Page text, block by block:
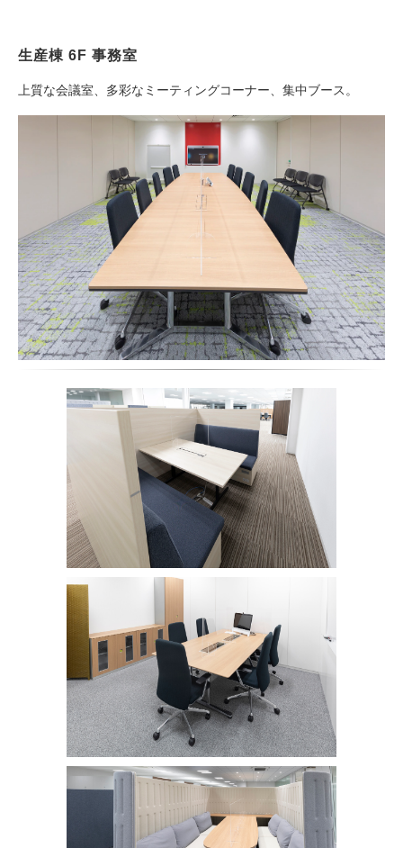
生産棟 6F 事務室
上質な会議室、多彩なミーティングコーナー、集中ブース。